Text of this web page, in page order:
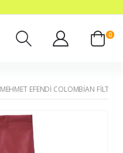
0
MEHMET EFENDI COLOMBIAN FILTRE